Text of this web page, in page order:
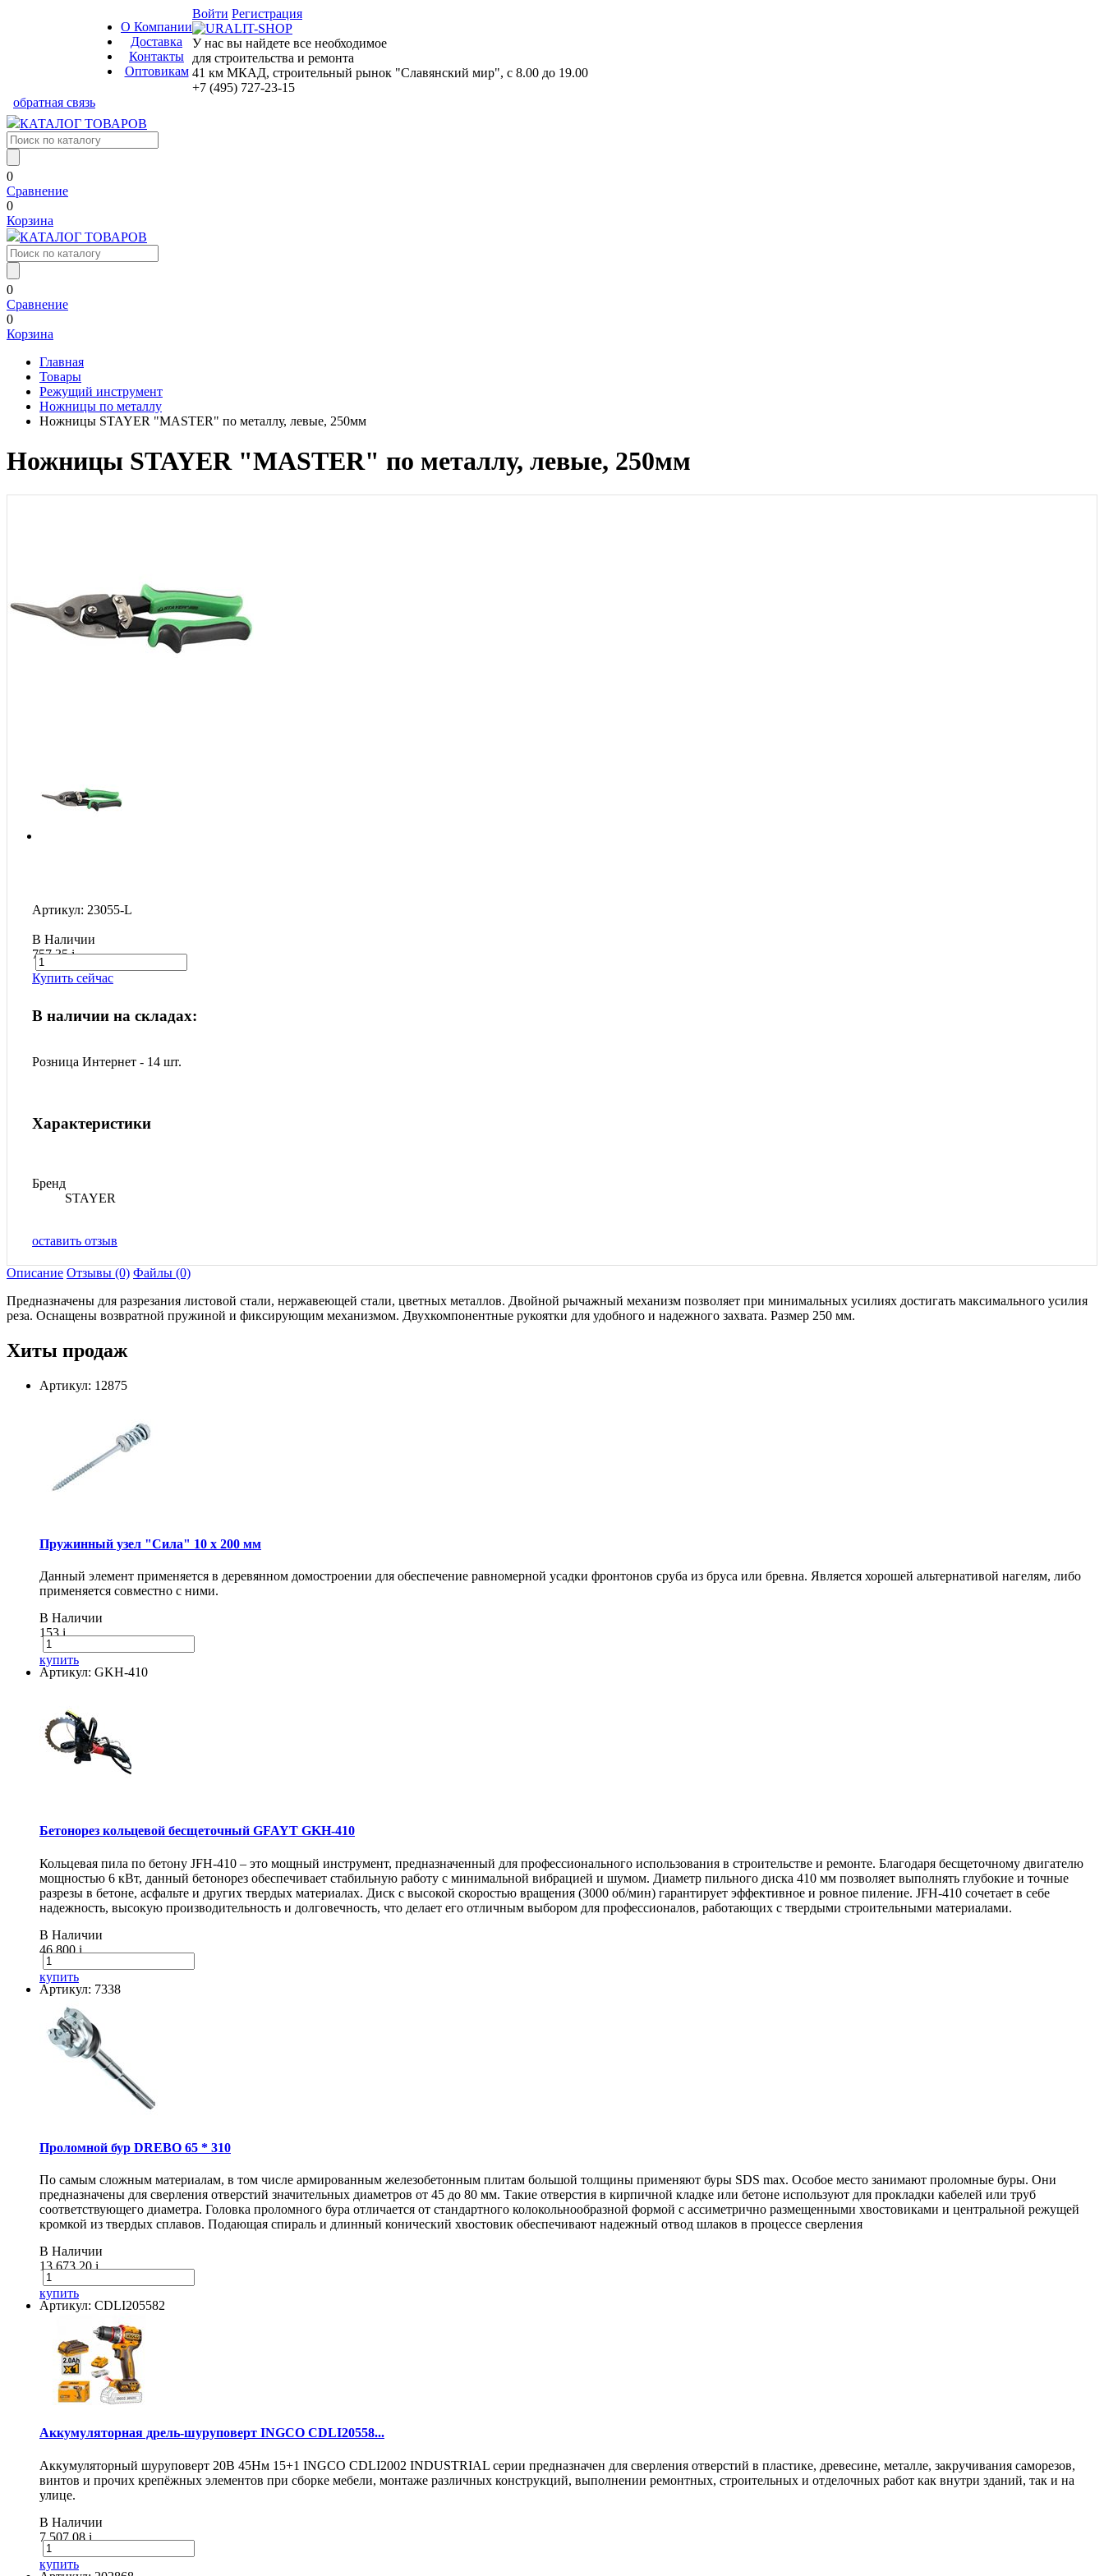
О Компании
Доставка
Контакты
Оптовикам
Войти Регистрация
У нас вы найдете все необходимое
для строительства и ремонта
41 км МКАД, строительный рынок "Славянский мир", с 8.00 до 19.00
+7 (495) 727-23-15
обратная связь
КАТАЛОГ ТОВАРОВ
0
Сравнение
0
Корзина
КАТАЛОГ ТОВАРОВ
0
Сравнение
0
Корзина
Главная
Товары
Режущий инструмент
Ножницы по металлу
Ножницы STAYER "MASTER" по металлу, левые, 250мм
Ножницы STAYER "MASTER" по металлу, левые, 250мм
Артикул: 23055-L
В Наличии
757.35i
Купить сейчас
В наличии на складах:
Розница Интернет - 14 шт.
Характеристики
Бренд
STAYER
оставить отзыв
Описание Отзывы (0) Файлы (0)
Предназначены для разрезания листовой стали, нержавеющей стали, цветных металлов. Двойной рычажный механизм позволяет при минимальных усилиях достигать максимального усилия
реза. Оснащены возвратной пружиной и фиксирующим механизмом. Двухкомпонентные рукоятки для удобного и надежного захвата. Размер 250 мм.
Хиты продаж
Артикул: 12875
Пружинный узел "Сила" 10 x 200 мм
Данный элемент применяется в деревянном домостроении для обеспечение равномерной усадки фронтонов сруба из бруса или бревна. Является хорошей альтернативой нагелям, либо
применяется совместно с ними.
В Наличии
153i
купить
Артикул: GKH-410
Бетонорез кольцевой бесщеточный GFAYT GKH-410
Кольцевая пила по бетону JFH-410 – это мощный инструмент, предназначенный для профессионального использования в строительстве и ремонте. Благодаря бесщеточному двигателю
мощностью 6 кВт, данный бетонорез обеспечивает стабильную работу с минимальной вибрацией и шумом. Диаметр пильного диска 410 мм позволяет выполнять глубокие и точные
разрезы в бетоне, асфальте и других твердых материалах. Диск с высокой скоростью вращения (3000 об/мин) гарантирует эффективное и ровное пиление. JFH-410 сочетает в себе
надежность, высокую производительность и долговечность, что делает его отличным выбором для профессионалов, работающих с твердыми строительными материалами.
В Наличии
46 800i
купить
Артикул: 7338
Проломной бур DREBO 65 * 310
По самым сложным материалам, в том числе армированным железобетонным плитам большой толщины применяют буры SDS max. Особое место занимают проломные буры. Они
предназначены для сверления отверстий значительных диаметров от 45 до 80 мм. Такие отверстия в кирпичной кладке или бетоне используют для прокладки кабелей или труб
соответствующего диаметра. Головка проломного бура отличается от стандартного колокольнообразной формой с ассиметрично размещенными хвостовиками и центральной режущей
кромкой из твердых сплавов. Подающая спираль и длинный конический хвостовик обеспечивают надежный отвод шлаков в процессе сверления
В Наличии
13 673.20i
купить
Артикул: CDLI205582
Аккумуляторная дрель-шуруповерт INGCO CDLI20558...
Аккумуляторный шуруповерт 20В 45Нм 15+1 INGCO CDLI2002 INDUSTRIAL серии предназначен для сверления отверстий в пластике, древесине, металле, закручивания саморезов,
винтов и прочих крепёжных элементов при сборке мебели, монтаже различных конструкций, выполнении ремонтных, строительных и отделочных работ как внутри зданий, так и на
улице.
В Наличии
7 507.08i
купить